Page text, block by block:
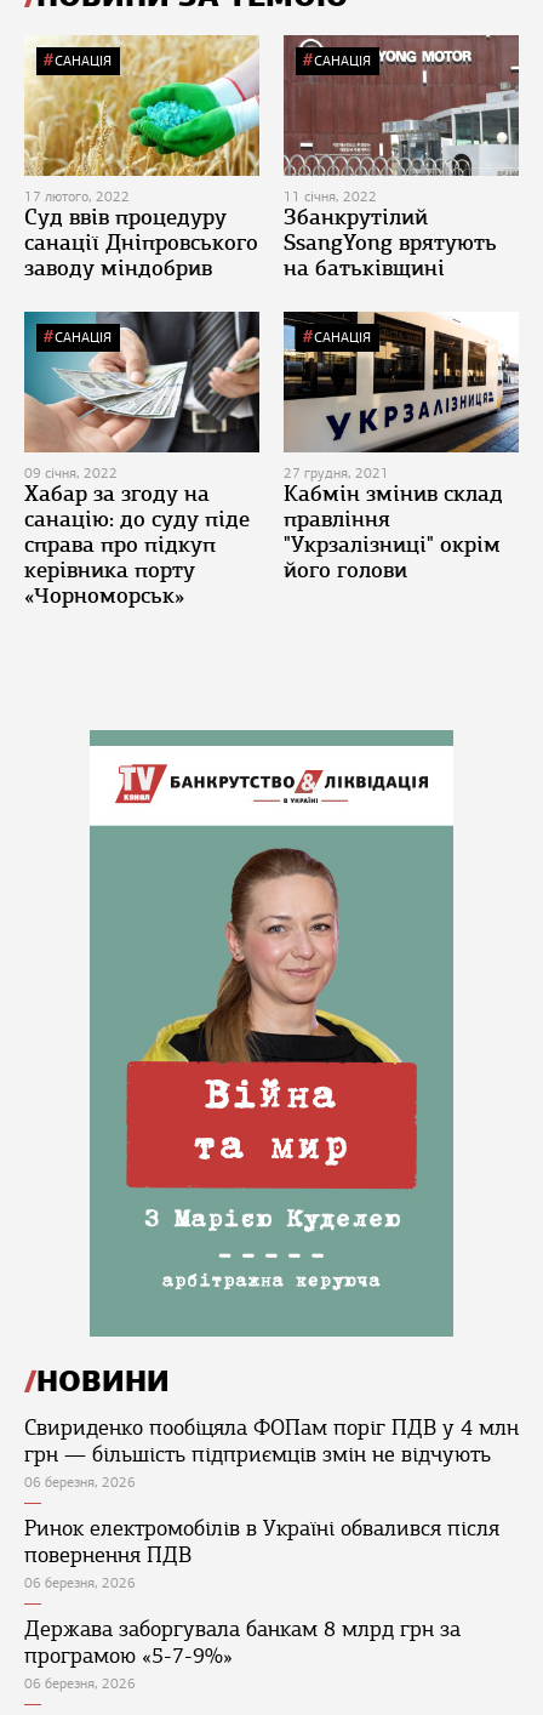
САНАЦІЯ
17 лютого, 2022
Суд ввів процедуру
санації Дніпровського
заводу міндобрив
САНАЦІЯ
11 січня, 2022
Збанкрутілий
SsangYong врятують
на батьківщині
САНАЦІЯ
09 січня, 2022
Хабар за згоду на
санацію: до суду піде
справа про підкуп
керівника порту
«Чорноморськ»
САНАЦІЯ
27 грудня, 2021
Кабмін змінив склад
правління
"Укрзалізниці" окрім
його голови
НОВИНИ
Свириденко пообіцяла ФОПам поріг ПДВ у 4 млн
грн — більшість підприємців змін не відчують
06 березня, 2026
Ринок електромобілів в Україні обвалився після
повернення ПДВ
06 березня, 2026
Держава заборгувала банкам 8 млрд грн за
програмою «5-7-9%»
06 березня, 2026